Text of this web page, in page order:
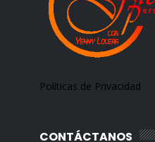
Políticas de Privacidad
CONTÁCTANOS